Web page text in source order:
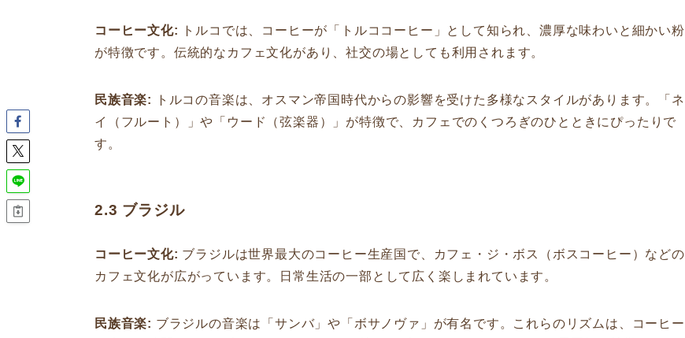
コーヒー文化: トルコでは、コーヒーが「トルココーヒー」として知られ、濃厚な味わいと細かい粉
が特徴です。伝統的なカフェ文化があり、社交の場としても利用されます。
民族音楽:
トルコの音楽は、オスマン帝国時代からの影響を受けた多様なスタイルがあります。「ネ
イ（フルート）」や「ウード（弦楽器）」が特徴で、カフェでのくつろぎのひとときにぴったりで
す。
2.3 ブラジル
コーヒー文化: ブラジルは世界最大のコーヒー生産国で、カフェ・ジ・ボス（ボスコーヒー）などの
カフェ文化が広がっています。日常生活の一部として広く楽しまれています。
民族音楽: ブラジルの音楽は「サンバ」や「ボサノヴァ」が有名です。これらのリズムは、コーヒー